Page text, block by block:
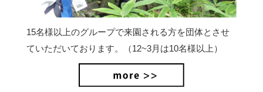
15名様以上のグループで来園される方を団体とさせ
ていただいております。（12~3月は10名様以上）